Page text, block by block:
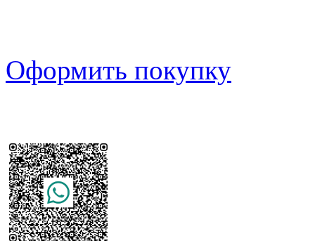
Оформить покупку